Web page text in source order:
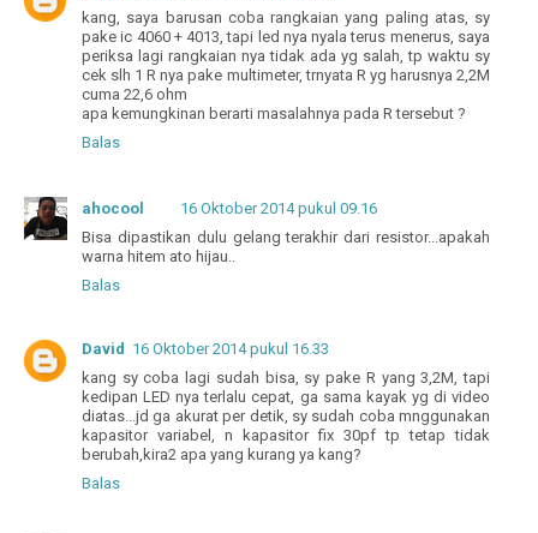
kang, saya barusan coba rangkaian yang paling atas, sy
pake ic 4060 + 4013, tapi led nya nyala terus menerus, saya
periksa lagi rangkaian nya tidak ada yg salah, tp waktu sy
cek slh 1 R nya pake multimeter, trnyata R yg harusnya 2,2M
cuma 22,6 ohm
apa kemungkinan berarti masalahnya pada R tersebut ?
Balas
ahocool
16 Oktober 2014 pukul 09.16
Bisa dipastikan dulu gelang terakhir dari resistor...apakah
warna hitem ato hijau..
Balas
David 16 Oktober 2014 pukul 16.33
kang sy coba lagi sudah bisa, sy pake R yang 3,2M, tapi
kedipan LED nya terlalu cepat, ga sama kayak yg di video
diatas...jd ga akurat per detik, sy sudah coba mnggunakan
kapasitor variabel, n kapasitor fix 30pf tp tetap tidak
berubah,kira2 apa yang kurang ya kang?
Balas